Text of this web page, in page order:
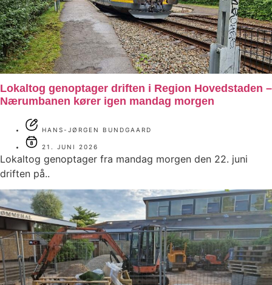
Lokaltog genoptager driften i Region Hovedstaden –
Nærumbanen kører igen mandag morgen
HANS-JØRGEN BUNDGAARD
21. JUNI 2026
Lokaltog genoptager fra mandag morgen den 22. juni
driften på..